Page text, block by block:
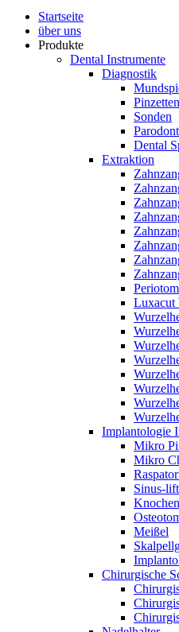
Startseite
über uns
Produkte
Dental Instrumente
Diagnostik
Pinzetten
Sonden
Dental
Extraktion
Luxacut
Implantologie
Mikro
Mikro
Sinus-
Meißel
Chirurgische